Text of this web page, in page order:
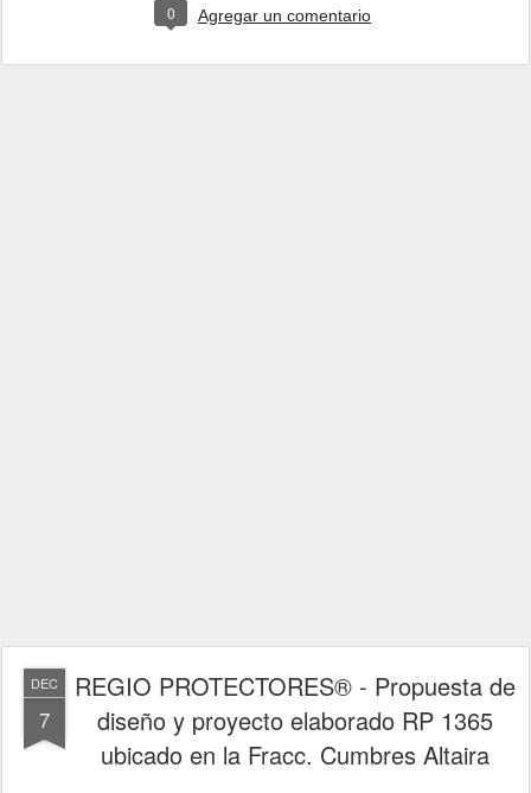
0 Agregar un comentario
DEC
7
REGIO PROTECTORES® - Propuesta de
diseño y proyecto elaborado RP 1365
ubicado en la Fracc. Cumbres Altaira